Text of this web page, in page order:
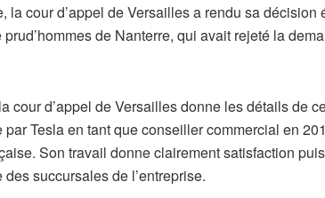
la cour d’appel de Versailles a rendu sa
de Nanterre, qui avait rejeté la
la cour d’appel de Versailles donne les détails de
par Tesla en tant que conseiller commercial en
Son travail donne clairement satisfaction
des succursales de l’entreprise.